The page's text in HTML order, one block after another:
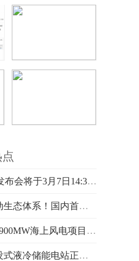
月7日14:30召开 正式推出性能机型
国内首份《车网互动规模化应用与
海上风电项目启动建设
储能电站正式投入运行